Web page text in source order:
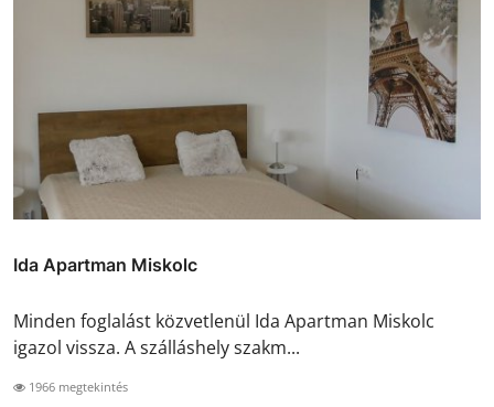
Ida Apartman Miskolc
Minden foglalást közvetlenül Ida Apartman Miskolc
igazol vissza. A szálláshely szakm...
1966 megtekintés